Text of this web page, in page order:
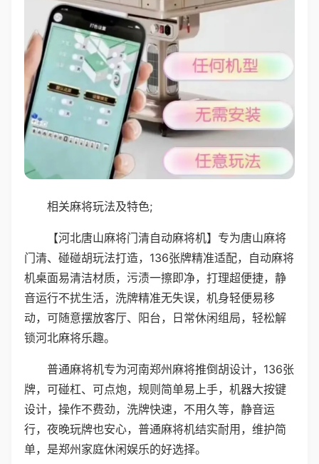
相关麻将玩法及特色;
【河北唐山麻将门清自动麻将机】专为唐山麻将
门清、碰碰胡玩法打造，136张牌精准适配，自动麻将
机桌面易清洁材质，污渍一擦即净，打理超便捷，静
音运行不扰生活，洗牌精准无失误，机身轻便易移
动，可随意摆放客厅、阳台，日常休闲组局，轻松解
锁河北麻将乐趣。
普通麻将机专为河南郑州麻将推倒胡设计，136张
牌，可碰杠、可点炮，规则简单易上手，机器大按键
设计，操作不费劲，洗牌快速，不用久等，静音运
行，夜晚玩牌也安心，普通麻将机结实耐用，维护简
单，是郑州家庭休闲娱乐的好选择。